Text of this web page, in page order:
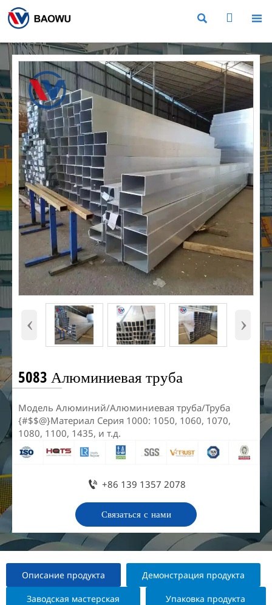
  
‹ ›
5083 Алюминиевая труба
Модель Алюминий/Алюминиевая труба/Труба
{#$$@}Материал Серия 1000: 1050, 1060, 1070,
1080, 1100, 1435, и т.д.
 +86 139 1357 2078
Связаться с нами
Описание продукта Демонстрация продукта
Заводская мастерская Упаковка продукта